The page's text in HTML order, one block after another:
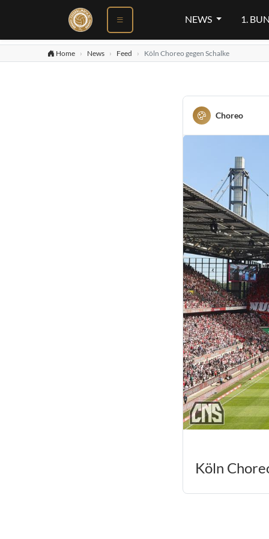
NEWS 1.
Home News Feed Köln Choreo gegen Schalke
Choreo
Köln